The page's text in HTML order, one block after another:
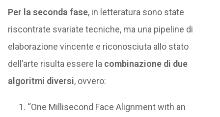
Per la seconda fase, in letteratura sono state
riscontrate svariate tecniche, ma una pipeline di
elaborazione vincente e riconosciuta allo stato
dell’arte risulta essere la combinazione di due
algoritmi diversi, ovvero:
“One Millisecond Face Alignment with an